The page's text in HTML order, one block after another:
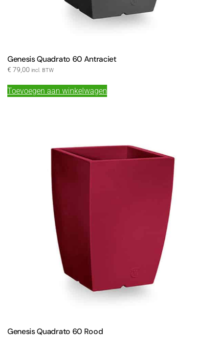
Genesis Quadrato 60 Antraciet
€ 79,00 incl. BTW
Toevoegen aan winkelwagen
Genesis Quadrato 60 Rood